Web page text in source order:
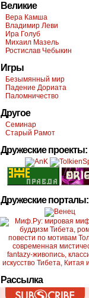
Великие
Вера Камша
Владимир Леви
Ира Голуб
Михаил Мазель
Ростислав Чебыкин
Игры
Безымянный мир
Падение Дориата
Паломничество
Другое
Семинар
Старый Рамот
Дружеские проекты:
Дружеские порталы:
Рассылка